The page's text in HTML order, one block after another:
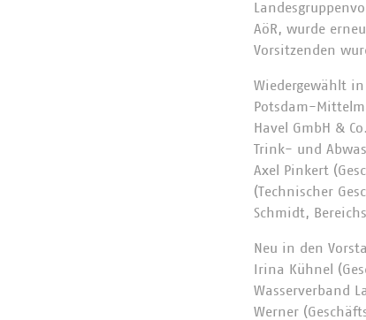
AöR, wurde
Vorsitzenden
Wiedergewählt
Potsdam-
Havel GmbH &
Trink- und
Axel Pinkert
(Technischer
Schmidt,
Neu in den
Irina Kühnel
Wasserverband
Werner